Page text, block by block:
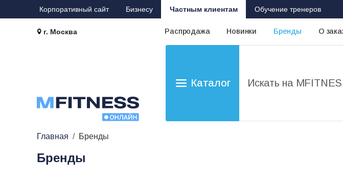
Корпоративный сайт Бизнесу Частным клиентам Обучение тренеров
г. Москва Распродажа Новинки Бренды О
Каталог
Главная Бренды
Бренды